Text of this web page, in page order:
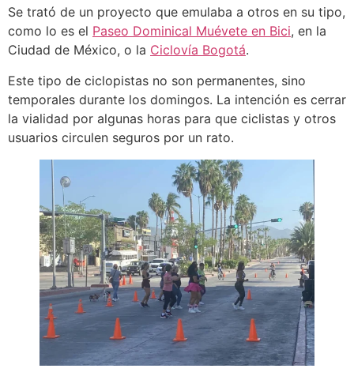
Se trató de un proyecto que emulaba a otros en su tipo,
como lo es el Paseo Dominical Muévete en Bici, en la
Ciudad de México, o la Ciclovía Bogotá.
Este tipo de ciclopistas no son permanentes, sino
temporales durante los domingos. La intención es cerrar
la vialidad por algunas horas para que ciclistas y otros
usuarios circulen seguros por un rato.